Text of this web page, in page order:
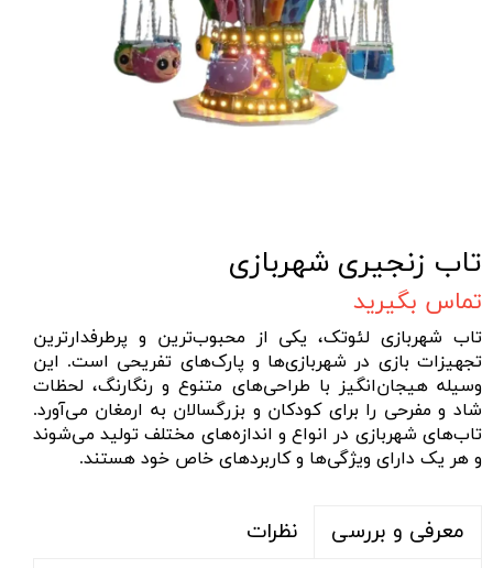
تاب زنجیری شهربازی
تماس بگیرید
تاب شهربازی لئوتک، یکی از محبوب‌ترین و پرطرفدارترین
تجهیزات بازی در شهربازی‌ها و پارک‌های تفریحی است. این
وسیله هیجان‌انگیز با طراحی‌های متنوع و رنگارنگ، لحظات
شاد و مفرحی را برای کودکان و بزرگسالان به ارمغان می‌آورد.
تاب‌های شهربازی در انواع و اندازه‌های مختلف تولید می‌شوند
و هر یک دارای ویژگی‌ها و کاربردهای خاص خود هستند.
معرفی و بررسی نظرات